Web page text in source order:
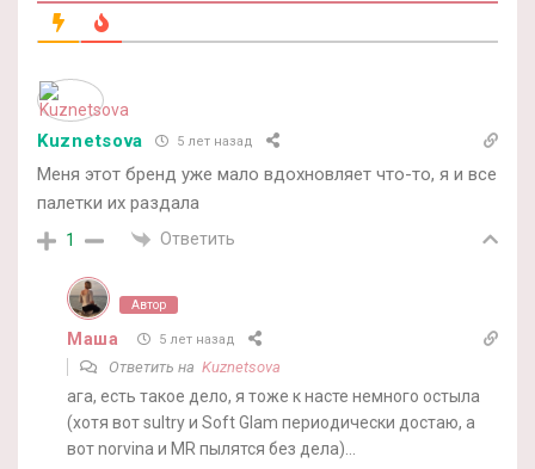
Kuznetsova 5 лет назад
Меня этот бренд уже мало вдохновляет что-то, я и все
палетки их раздала
1 Ответить
Автор
Маша 5 лет назад
Ответить на Kuznetsova
ага, есть такое дело, я тоже к насте немного остыла
(хотя вот sultry и Soft Glam периодически достаю, а
вот norvina и MR пылятся без дела)…